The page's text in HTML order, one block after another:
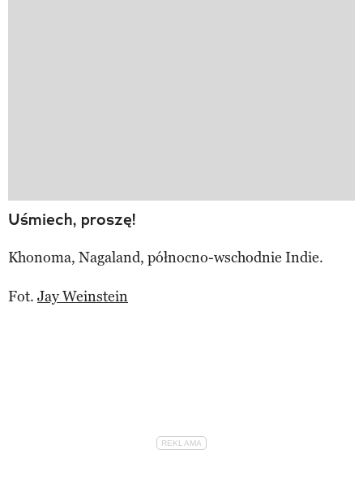
Uśmiech, proszę!
Khonoma, Nagaland, północno-wschodnie Indie.
Fot. Jay Weinstein